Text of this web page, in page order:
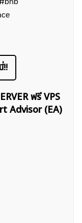
!!
ฟรี VPS
Advisor (EA)